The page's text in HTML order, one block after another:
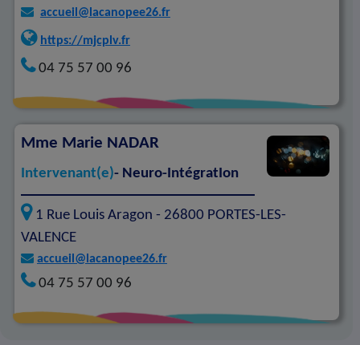
accueil@lacanopee26.fr
https://mjcplv.fr
04 75 57 00 96
Mme Marie NADAR
Intervenant(e)- Neuro-IntégratIon
1 Rue Louis Aragon - 26800 PORTES-LES-
VALENCE
accueil@lacanopee26.fr
04 75 57 00 96